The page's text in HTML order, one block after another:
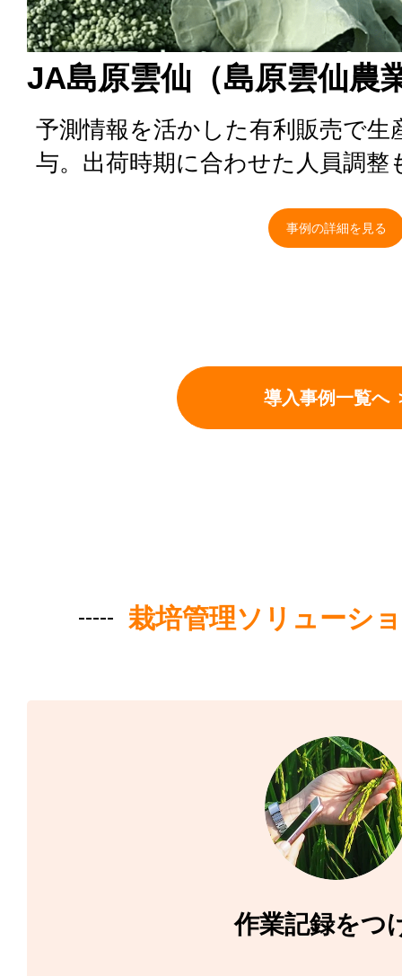
JA島原雲仙（島原雲仙農
予測情報を活かした有利販売で生
与。出荷時期に合わせた人員調整
事例の詳細を見る
導入事例一覧へ
栽培管理ソリューシ
作業記録をつ